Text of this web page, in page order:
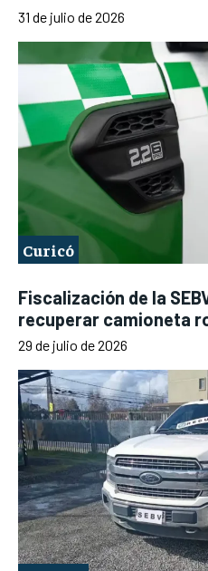
31 de julio de 2026
Curicó
Fiscalización de la
recuperar camioneta
29 de julio de 2026